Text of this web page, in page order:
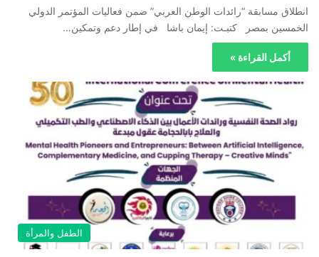
انطلاق مسابقة “رائدات الوطن العربي” ضمن فعاليات المؤتمر الدولي
الخمسين بمصر كتبـت: إيمان باشا في إطار دعم وتمكين…
أكمل القراءة »
الطفل والمرأة